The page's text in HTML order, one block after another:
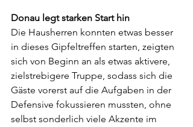
Donau legt starken Start hin
Die Hausherren konnten etwas besser
in dieses Gipfeltreffen starten, zeigten
sich von Beginn an als etwas aktivere,
zielstrebigere Truppe, sodass sich die
Gäste vorerst auf die Aufgaben in der
Defensive fokussieren mussten, ohne
selbst sonderlich viele Akzente im